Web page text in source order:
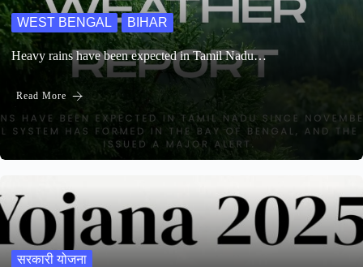
WEST BENGAL BIHAR
Heavy rains have been expected in Tamil Nadu…
Read More
सरकारी योजना